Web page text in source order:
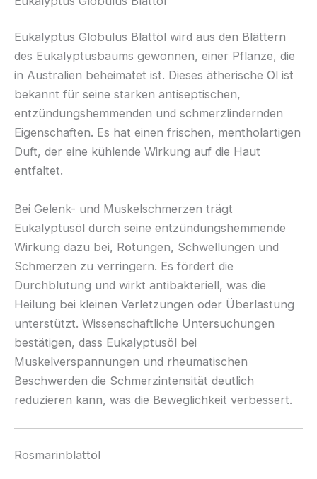
Eukalyptus Globulus Blattöl wird aus den Blättern
des Eukalyptusbaums gewonnen, einer Pflanze, die
in Australien beheimatet ist. Dieses ätherische Öl ist
bekannt für seine starken antiseptischen,
entzündungshemmenden und schmerzlindernden
Eigenschaften. Es hat einen frischen, mentholartigen
Duft, der eine kühlende Wirkung auf die Haut
entfaltet.
Bei Gelenk- und Muskelschmerzen trägt
Eukalyptusöl durch seine entzündungshemmende
Wirkung dazu bei, Rötungen, Schwellungen und
Schmerzen zu verringern. Es fördert die
Durchblutung und wirkt antibakteriell, was die
Heilung bei kleinen Verletzungen oder Überlastung
unterstützt. Wissenschaftliche Untersuchungen
bestätigen, dass Eukalyptusöl bei
Muskelverspannungen und rheumatischen
Beschwerden die Schmerzintensität deutlich
reduzieren kann, was die Beweglichkeit verbessert.
Rosmarinblattöl